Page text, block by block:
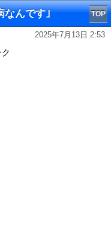
なんです｣ TOP
2025年7月13日 2:53